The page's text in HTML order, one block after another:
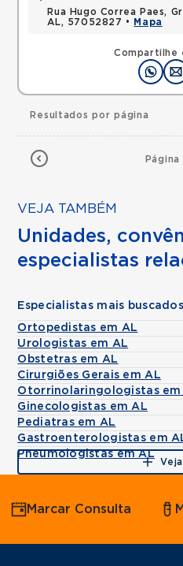
Compartilhe
Rua Hugo Correa Paes,
AL, 57052827 •
Mapa
Página
Resultados por página
VEJA TAMBÉM
Unidades,
especialistas
Especialistas mais buscados
Ortopedistas em AL
Urologistas em AL
Obstetras em AL
Cirurgiões Gerais em AL
Otorrinolaringologistas em
Ginecologistas em AL
Pediatras em AL
Gastroenterologistas em
Pneumologistas em AL
Marcar Consulta